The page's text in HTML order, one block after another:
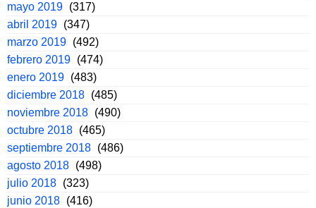
mayo 2019 (317)
abril 2019 (347)
marzo 2019 (492)
febrero 2019 (474)
enero 2019 (483)
diciembre 2018 (485)
noviembre 2018 (490)
octubre 2018 (465)
septiembre 2018 (486)
agosto 2018 (498)
julio 2018 (323)
junio 2018 (416)